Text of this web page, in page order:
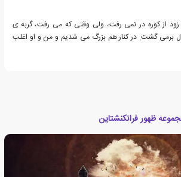
زود از کوره در نمی رفت، ولی وقتی که می رفت، گربه ی
برمی گشت. در کنار هم بزرگ می شدیم و من و او اغلب
ظهور فرانکنشتاین